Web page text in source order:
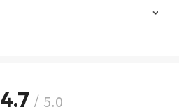
4.7 / 5.0